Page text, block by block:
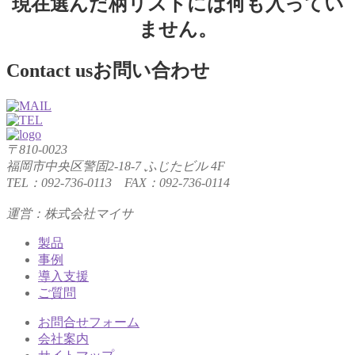
ません。
Contact usお問い合わせ
〒810-0023
福岡市中央区警固2-18-7 ふじたビル 4F
TEL：092-736-0113 FAX：092-736-0114
運営：株式会社マイサ
製品
事例
導入支援
ご質問
お問合せフォーム
会社案内